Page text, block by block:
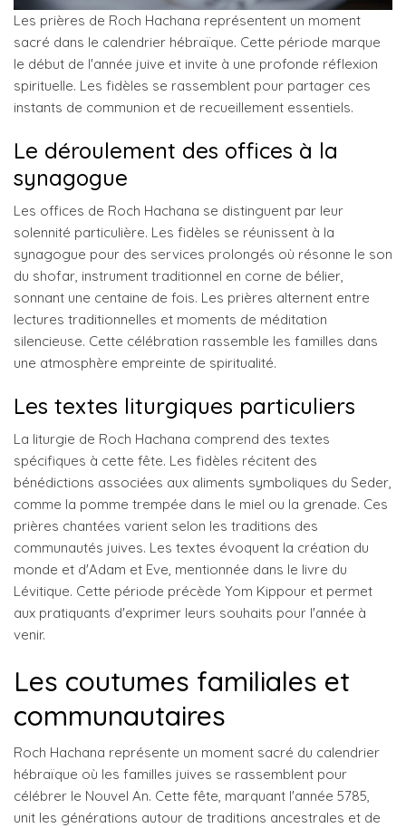
Les prières de Roch Hachana représentent un moment
sacré dans le calendrier hébraïque. Cette période marque
le début de l'année juive et invite à une profonde réflexion
spirituelle. Les fidèles se rassemblent pour partager ces
instants de communion et de recueillement essentiels.
Le déroulement des offices à la
synagogue
Les offices de Roch Hachana se distinguent par leur
solennité particulière. Les fidèles se réunissent à la
synagogue pour des services prolongés où résonne le son
du shofar, instrument traditionnel en corne de bélier,
sonnant une centaine de fois. Les prières alternent entre
lectures traditionnelles et moments de méditation
silencieuse. Cette célébration rassemble les familles dans
une atmosphère empreinte de spiritualité.
Les textes liturgiques particuliers
La liturgie de Roch Hachana comprend des textes
spécifiques à cette fête. Les fidèles récitent des
bénédictions associées aux aliments symboliques du Seder,
comme la pomme trempée dans le miel ou la grenade. Ces
prières chantées varient selon les traditions des
communautés juives. Les textes évoquent la création du
monde et d'Adam et Eve, mentionnée dans le livre du
Lévitique. Cette période précède Yom Kippour et permet
aux pratiquants d'exprimer leurs souhaits pour l'année à
venir.
Les coutumes familiales et
communautaires
Roch Hachana représente un moment sacré du calendrier
hébraïque où les familles juives se rassemblent pour
célébrer le Nouvel An. Cette fête, marquant l'année 5785,
unit les générations autour de traditions ancestrales et de